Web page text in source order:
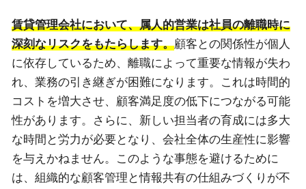
賃貸管理会社において、属人的営業は社員の離職時に
深刻なリスクをもたらします。顧客との関係性が個人
に依存しているため、離職によって重要な情報が失わ
れ、業務の引き継ぎが困難になります。これは時間的
コストを増大させ、顧客満足度の低下につながる可能
性があります。さらに、新しい担当者の育成には多大
な時間と労力が必要となり、会社全体の生産性に影響
を与えかねません。このような事態を避けるために
は、組織的な顧客管理と情報共有の仕組みづくりが不